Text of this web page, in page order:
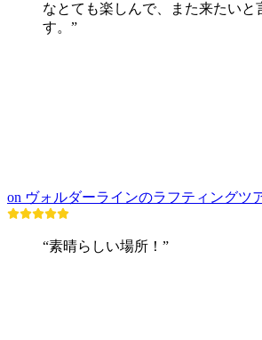
なとても楽しんで、また来たいと
す。”
on ヴォルダーラインのラフティングツ
“素晴らしい場所！”